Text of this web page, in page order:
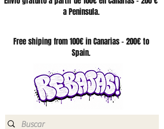
a Peninsula.
SKATE SHOP
Free shiping from 100€ in Canarias - 200€ to
Spain.